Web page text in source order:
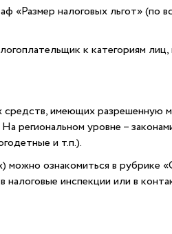
«Размер налоговых льгот» (по
к категориям
имеющих разрешенную
региональном уровне –
и т.п.).
можно ознакомиться в рубрике
налоговые инспекции или в